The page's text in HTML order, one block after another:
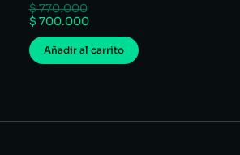
$770.000
$ 700.000
Añadir al carrito